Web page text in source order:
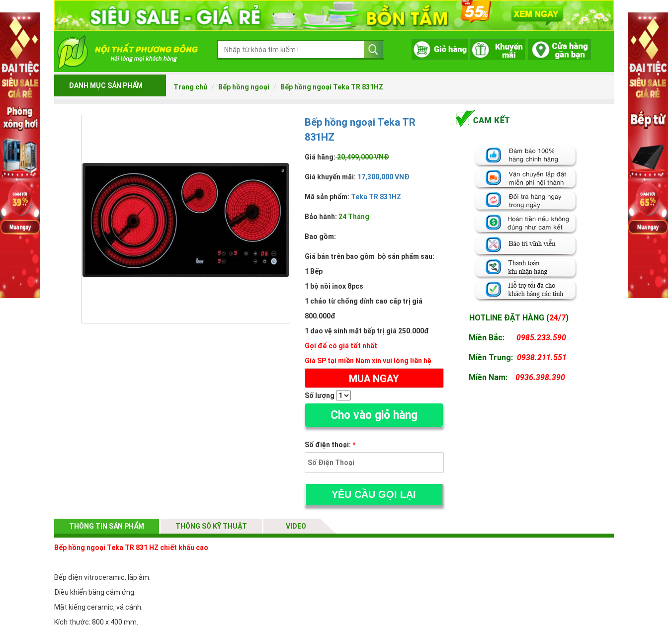
DANH MỤC SẢN PHẨM Trang chủ Bếp hồng ngoại Bếp hồng ngoại Teka TR 831HZ
Bếp hồng ngoại Teka TR
831HZ
Giá hãng:20,499,000 VNĐ
Giá khuyến mãi: 17,300,000 VNĐ
Mã sản phẩm: Teka TR 831HZ
Bảo hành: 24 Tháng
Bao gồm:
Giá bán trên bao gồm bộ sản phẩm sau:
1 Bếp
1 bộ nồi inox 8pcs
1 chảo từ chống dính cao cấp trị giá
800.000đ
1 dao vệ sinh mặt bếp trị giá 250.000đ
Gọi để có giá tốt nhất
Giá SP tại miền Nam xin vui lòng liên hệ
MUA NGAY
Số lượng
Cho vào giỏ hàng
Số điện thoại: *
HOTLINE ĐẶT HÀNG (24/7)
Miền Bắc: 0985.233.590
MiềnTrung: 0938.211.551
MiềnNam: 0936.398.390
THÔNG TIN SẢN PHẨM THÔNG SỐ KỸ THUẬT VIDEO
Bếp hồng ngoại Teka TR 831 HZ chiết khấu cao
Bếp điện vitroceramic, lắp âm.
Điều khiển bằng cảm ứng.
Mặt kiếng ceramic, vá cánh.
Kích thước: 800 x 400 mm.